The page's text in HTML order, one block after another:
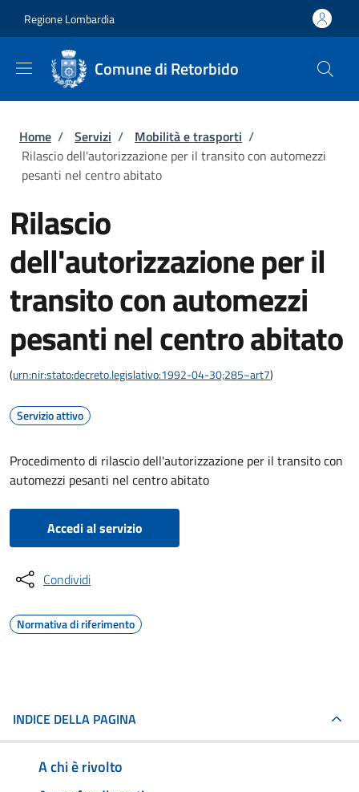
Regione Lombardia
Comune di Retorbido
Briciole di pane
Home / Servizi / Mobilità e trasporti /
Rilascio dell'autorizzazione per il transito con automezzi
pesanti nel centro abitato
Rilascio
dell'autorizzazione per il
transito con automezzi
pesanti nel centro abitato
(urn:nir:stato:decreto.legislativo:1992-04-30;285~art7)
Servizio attivo
Procedimento di rilascio dell'autorizzazione per il transito con
automezzi pesanti nel centro abitato
Accedi al servizio
Condividi
Normativa di riferimento
INDICE DELLA PAGINA
A chi è rivolto